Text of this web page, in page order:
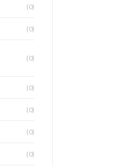
(0)
(0)
(0)
(0)
(0)
(0)
(0)